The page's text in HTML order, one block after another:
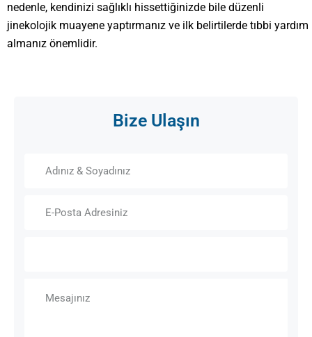
Bize Ulaşın
nedenle, kendinizi sağlıklı hissettiğinizde bile düzenli
jinekolojik muayene yaptırmanız ve ilk belirtilerde tıbbi yardım
almanız önemlidir.